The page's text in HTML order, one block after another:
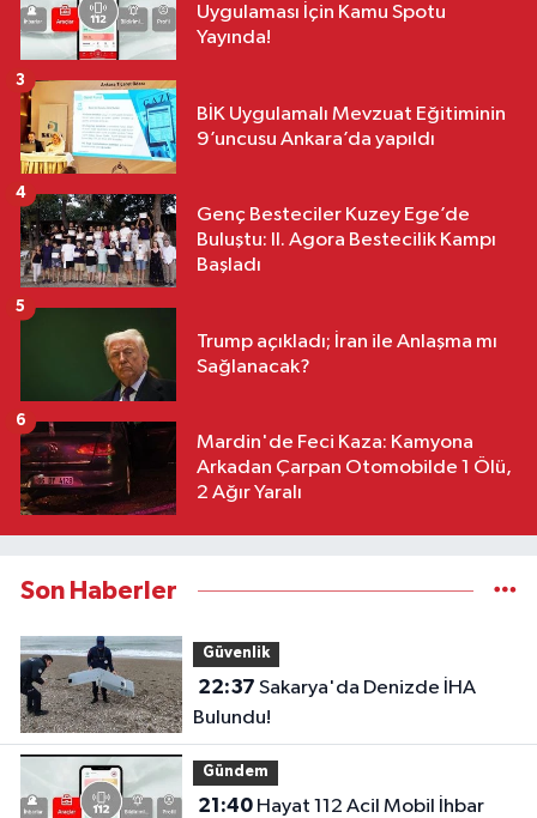
Uygulaması İçin Kamu Spotu
Yayında!
BİK Uygulamalı Mevzuat Eğitiminin
9’uncusu Ankara’da yapıldı
3
Genç Besteciler Kuzey Ege’de
Buluştu: II. Agora Bestecilik Kampı
Başladı
4
Trump açıkladı; İran ile Anlaşma mı
Sağlanacak?
5
Mardin'de Feci Kaza: Kamyona
Arkadan Çarpan Otomobilde 1 Ölü,
2 Ağır Yaralı
6
Son Haberler
Güvenlik
22:37
Bulundu!
Gündem
21:40Hayat 112 Acil Mobil İhbar